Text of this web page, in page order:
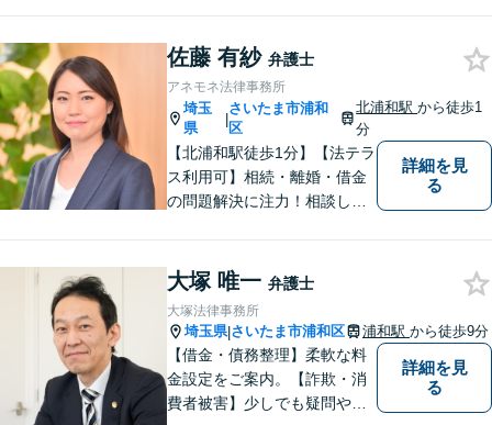
佐藤 有紗 弁護士
アネモネ法律事務所
埼玉
県
|
さいたま市浦和
区
北浦和駅から徒歩1
分
【北浦和駅徒歩1分】【法テラ
ス利用可】相続・離婚・借金
の問題解決に注力！相談して
具体的なアドバイスを行うよ
う心がけております。 新たな
人生の第一歩を全力でサポー
トいたしますので、ぜひご相
談ください。
詳細を見
る
大塚 唯一 弁護士
大塚法律事務所
埼玉県|さいたま市浦和区 浦和駅 から徒歩9分
【借金・債務整理】柔軟な料
金設定をご案内。【詐欺・消
費者被害】少しでも疑問や不
詳細を見
る